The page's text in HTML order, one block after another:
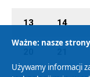
13 14
Ważne: nasze
Używamy informacji